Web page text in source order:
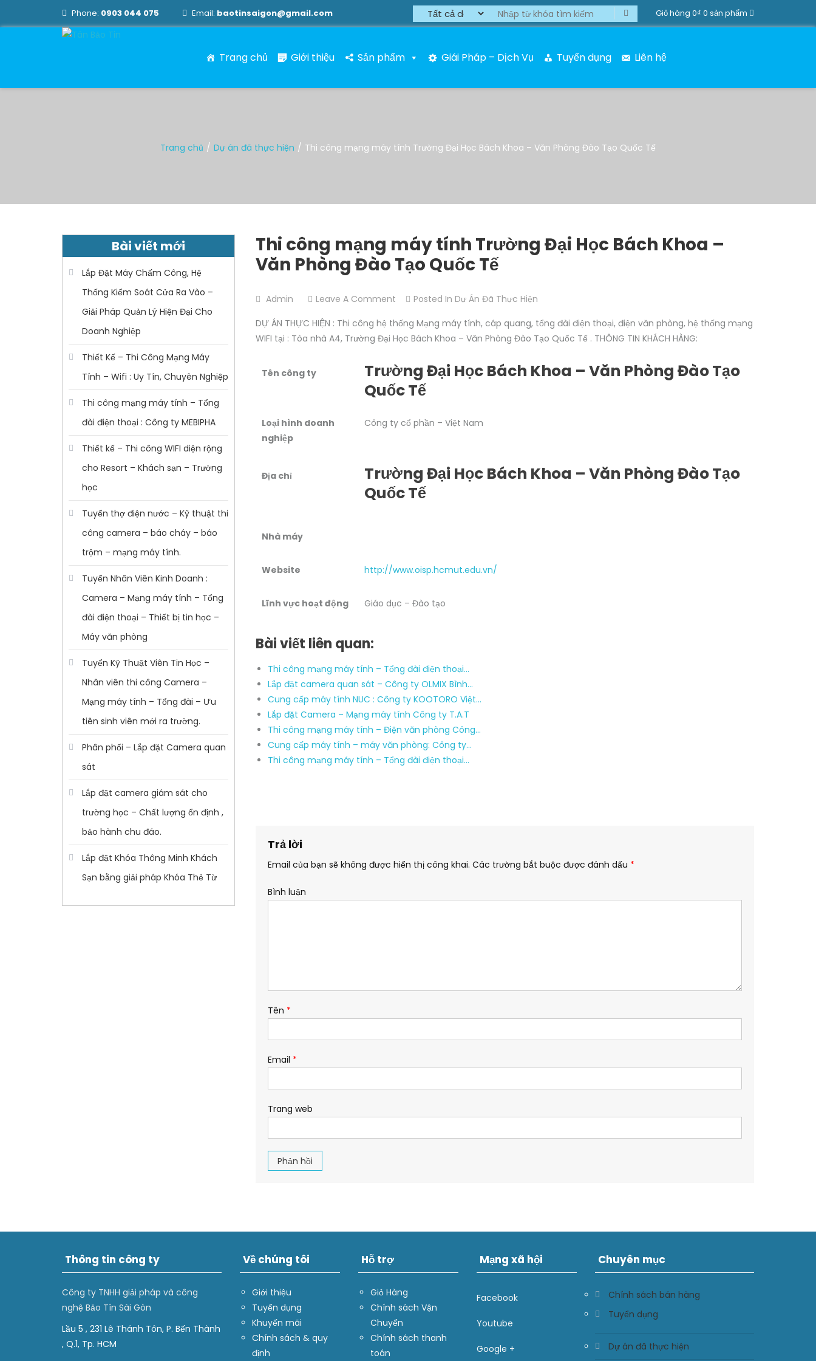
Phone: 0903 044 075 Email: baotinsaigon@gmail.com Giỏ hàng 0₫ 0 sản phẩm
Trang chủ Giới thiệu Sản phẩm Giái Pháp – Dịch Vụ Tuyển dụng Liên hệ
Trang chủ Dự án đã thực hiện Thi công mạng máy tính Trường Đại Học Bách Khoa – Văn Phòng Đào Tạo Quốc Tế
Thi công mạng máy tính Trường Đại Học Bách Khoa –
Văn Phòng Đào Tạo Quốc Tế
Admin Leave A Comment
T
H
C
Ô
G
N
G
M
N
T
Ạ
H
Đ
T
O
Posted In Dự Án Đã Thực Hiện
DỰ ÁN THỰC HIỆN : Thi công hệ thống Mạng máy tính, cáp quang, tổng đài điện thoại, điện văn phòng, hệ thống mạng
WIFI tại : Tòa nhà A4, Trường Đại Học Bách Khoa – Văn Phòng Đào Tạo Quốc Tế . THÔNG TIN KHÁCH HÀNG:
Tên công ty
Trường Đại Học Bách Khoa – Văn Phòng Đào Tạo
Quốc Tế
Loại hình doanh
nghiệp
Công ty cổ phần – Việt Nam
Địa chỉ
Trường Đại Học Bách Khoa – Văn Phòng Đào Tạo
Quốc Tế
Nhà máy
Website http://www.oisp.hcmut.edu.vn/
Lĩnh vực hoạt động Giáo dục – Đào tạo
Bài viết liên quan:
Thi công mạng máy tính – Tổng đài điện thoại…
Lắp đặt camera quan sát – Công ty OLMIX Bình…
Cung cấp máy tính NUC : Công ty KOOTORO Việt…
Lắp đặt Camera – Mạng máy tính Công ty T.A.T
Thi công mạng máy tính – Điện văn phòng Công…
Cung cấp máy tính – máy văn phòng: Công ty…
Thi công mạng máy tính – Tổng đài điện thoại…
Trả lời
Email của bạn sẽ không được hiển thị công khai. Các trường bắt buộc được đánh dấu *
Bình luận
Tên *
Email *
Trang web
Bài viết mới
Lắp Đặt Máy Chấm Công, Hệ
Thống Kiểm Soát Cửa Ra Vào –
Giải Pháp Quản Lý Hiện Đại Cho
Doanh Nghiệp
Thiết Kế – Thi Công Mạng Máy
Tính – Wifi : Uy Tín, Chuyên Nghiệp
Thi công mạng máy tính – Tổng
đài điện thoại : Công ty MEBIPHA
Thiết kế – Thi công WIFI diện rộng
cho Resort – Khách sạn – Trường
học
Tuyển thợ điện nước – Kỹ thuật thi
công camera – báo cháy – báo
trộm – mạng máy tính.
Tuyển Nhân Viên Kinh Doanh :
Camera – Mạng máy tính – Tổng
đài điện thoại – Thiết bị tin học –
Máy văn phòng
Tuyển Kỹ Thuật Viên Tin Học –
Nhân viên thi công Camera –
Mạng máy tính – Tổng đài – Ưu
tiên sinh viên mới ra trường.
Phân phối – Lắp đặt Camera quan
sát
Lắp đặt camera giám sát cho
trường học – Chất lượng ổn định ,
bảo hành chu đáo.
Lắp đặt Khóa Thông Minh Khách
Sạn bằng giải pháp Khóa Thẻ Từ
Thông tin công ty
Công ty TNHH giải pháp và công
nghệ Bảo Tín Sài Gòn
Lầu 5 , 231 Lê Thánh Tôn, P. Bến Thành
, Q.1, Tp. HCM
Về chúng tôi
Giới thiệu
Tuyển dụng
Khuyến mãi
Chính sách & quy
định
Hỗ trợ
Giỏ Hàng
Chính sách Vận
Chuyển
Chính sách thanh
toán
Mạng xã hội
Facebook
Youtube
Google +
Chuyên mục
Chính sách bán hàng
Tuyển dụng
Dự án đã thực hiện